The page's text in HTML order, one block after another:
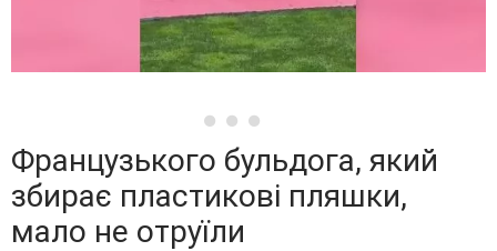
Французького бульдога, який
збирає пластикові пляшки,
мало не отруїли